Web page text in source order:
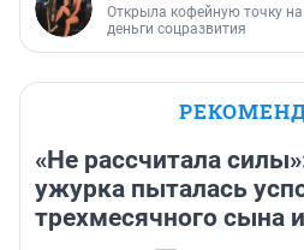
Открыла кофейную точку на
деньги соцразвития
«Не рассчитала
ужурка пыталась
трехмесячного сына